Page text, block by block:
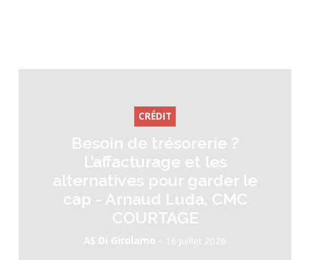
CRÉDIT
Besoin de trésorerie ?
L’affacturage et les
alternatives pour garder le
cap - Arnaud Luda, CMC
COURTAGE
AS Di Girolamo - 16 juillet 2026